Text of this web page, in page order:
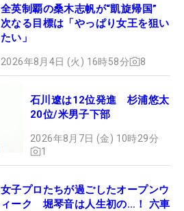
全英制覇の桑木志帆が“凱旋帰国”
次なる目標は「やっぱり女王を狙い
たい」
2026年8月4日 (火) 16時58分 8
石川遼は12位発進 杉浦悠太
20位/米男子下部
2026年8月7日 (金) 10時29分
1
女子プロたちが過ごしたオープンウ
ィーク 堀琴音は人生初の…！ 六車